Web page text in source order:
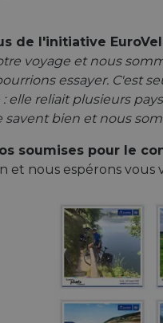
de l'initiative
voyage et nous
essayer. C'est
elle reliait plusieurs
savent bien et nous
soumises pour le
et nous espérons vous
_ga_ZQF9HX1YZE
_ga
m
__eoi
Nom
VISITOR_INFO1_LIVE
_gcl_au
optiMonkClient
lidc
__stripe_sid
optiMonkSession
__stripe_sid
mid
Nom
__Secure-YNID
__Secure-